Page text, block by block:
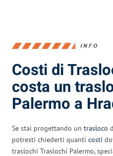
INFO
Costi di
costa un
Palermo a
Se stai progettando un trasloco
potresti chiederti quanti costi
traslochi Traslochi Palermo,